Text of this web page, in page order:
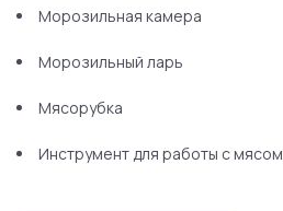
Морозильная камера
Морозильный ларь
Мясорубка
Инструмент для работы с мясом